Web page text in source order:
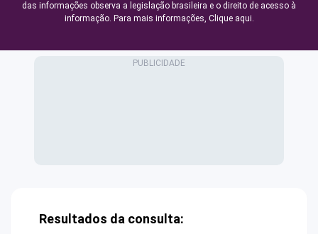
das informações observa a legislação brasileira e o direito de acesso à
informação. Para mais informações, Clique aqui.
Resultados da consulta: